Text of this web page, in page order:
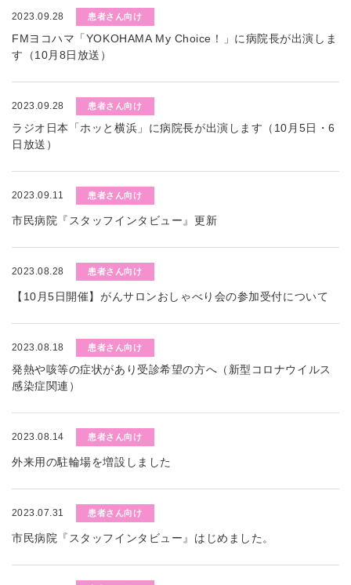
2023.09.28 患者さん向け
FMヨコハマ「YOKOHAMA My Choice！」に病院長が出演しま
す（10月8日放送）
2023.09.28 患者さん向け
ラジオ日本「ホッと横浜」に病院長が出演します（10月5日・6
日放送）
2023.09.11 患者さん向け
市民病院『スタッフインタビュー』更新
2023.08.28 患者さん向け
【10月5日開催】がんサロンおしゃべり会の参加受付について
2023.08.18 患者さん向け
発熱や咳等の症状があり受診希望の方へ（新型コロナウイルス
感染症関連）
2023.08.14 患者さん向け
外来用の駐輪場を増設しました
2023.07.31 患者さん向け
市民病院『スタッフインタビュー』はじめました。